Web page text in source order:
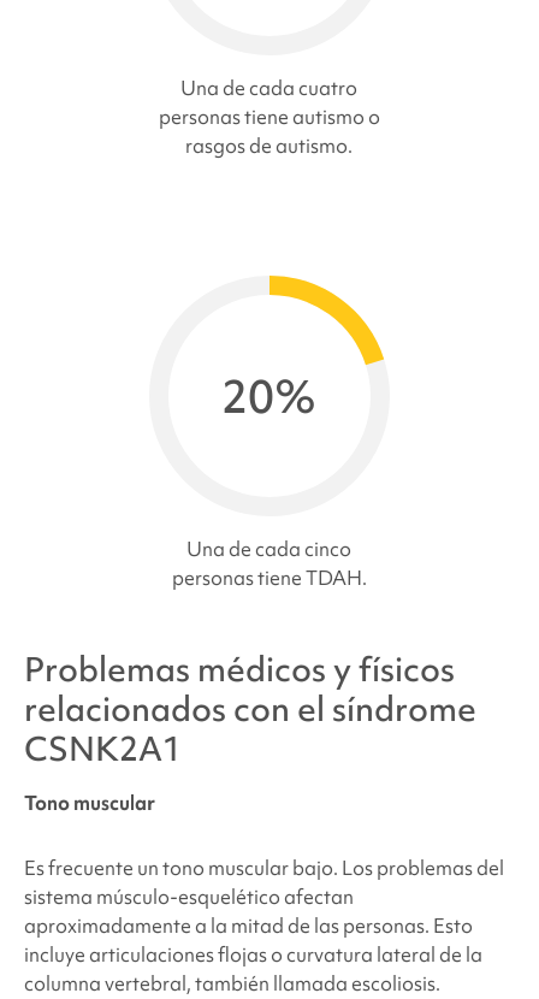
Una de cada cuatro
personas tiene autismo o
rasgos de autismo.
20%
Una de cada cinco
personas tiene TDAH.
Problemas médicos y físicos
relacionados con el síndrome
CSNK2A1
Tono muscular
Es frecuente un tono muscular bajo. Los problemas del
sistema músculo-esquelético afectan
aproximadamente a la mitad de las personas. Esto
incluye articulaciones flojas o curvatura lateral de la
columna vertebral, también llamada escoliosis.